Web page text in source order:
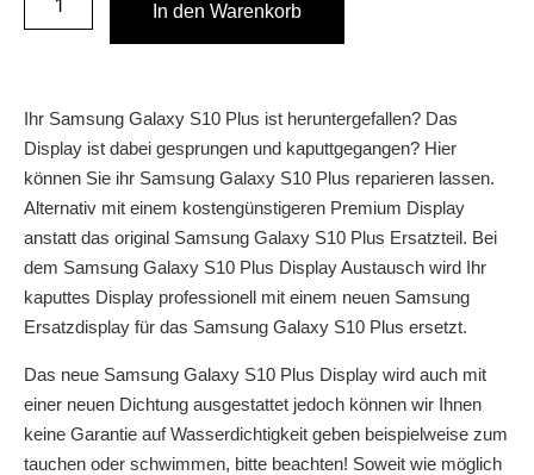
In den Warenkorb
Ihr Samsung Galaxy S10 Plus ist heruntergefallen? Das
Display ist dabei gesprungen und kaputtgegangen? Hier
können Sie ihr Samsung Galaxy S10 Plus reparieren lassen.
Alternativ mit einem kostengünstigeren Premium Display
anstatt das original Samsung Galaxy S10 Plus Ersatzteil. Bei
dem Samsung Galaxy S10 Plus Display Austausch wird Ihr
kaputtes Display professionell mit einem neuen Samsung
Ersatzdisplay für das Samsung Galaxy S10 Plus ersetzt.
Das neue Samsung Galaxy S10 Plus Display wird auch mit
einer neuen Dichtung ausgestattet jedoch können wir Ihnen
keine Garantie auf Wasserdichtigkeit geben beispielweise zum
tauchen oder schwimmen, bitte beachten! Soweit wie möglich